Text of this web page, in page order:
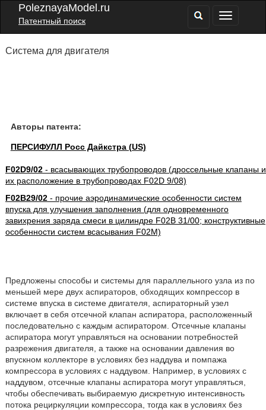
PoleznayaModel.ru
Патентный поиск
Система для двигателя
Авторы патента:
ПЕРСИФУЛЛ Росс Дайкстра (US)
F02D9/02- всасывающих трубопроводов (дроссельные клапаны и
их расположение в трубопроводах F02D 9/08)
F02B29/02- прочие аэродинамические особенности систем
впуска для улучшения заполнения (для одновременного
завихрения заряда смеси в цилиндре F02B 31/00; конструктивные
особенности систем всасывания F02M)
Предложены способы и системы для параллельного узла из по
меньшей мере двух аспираторов, обходящих компрессор в
системе впуска в системе двигателя, аспираторный узел
включает в себя отсечной клапан аспиратора, расположенный
последовательно с каждым аспиратором. Отсечные клапаны
аспиратора могут управляться на основании потребностей
разрежения двигателя, а также на основании давления во
впускном коллекторе в условиях без наддува и помпажа
компрессора в условиях с наддувом. Например, в условиях с
наддувом, отсечные клапаны аспиратора могут управляться,
чтобы обеспечивать выбираемую дискретную интенсивность
потока рециркуляции компрессора, тогда как в условиях без